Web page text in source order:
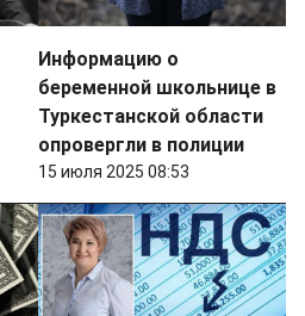
Информацию о
беременной школьнице в
Туркестанской области
опровергли в полиции
15 июля 2025 08:53